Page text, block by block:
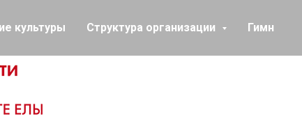
культуры Структура организации Гимн